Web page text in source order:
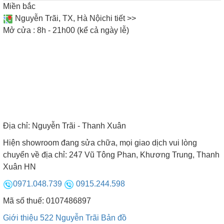
sử dụng vô cùng tiện lợi và đơn giản.
Miền bắc
Nguyễn Trãi, TX, Hà Nộichi tiết >>
Mở cửa : 8h - 21h00 (kể cả ngày lễ)
Địa chỉ: Nguyễn Trãi - Thanh Xuân
Hiện showroom đang sửa chữa, mọi giao dịch vui lòng
chuyển về địa chỉ: 247 Vũ Tông Phan, Khương Trung, Thanh
Xuân HN
0971.048.739
0915.244.598
Mã số thuế: 0107486897
Giới thiệu 522 Nguyễn Trãi Bản đồ